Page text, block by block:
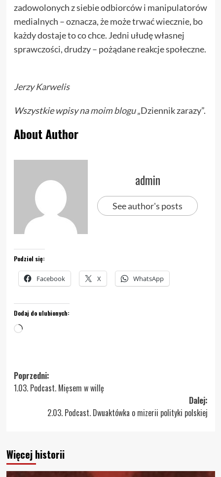
zadowolonych z siebie odbiorców i manipulatorów
medialnych – oznacza, że może trwać wiecznie, bo
każdy dostaje to co chce. Jedni ułudę własnej
sprawczości, drudzy – pożądane reakcje społeczne.
Jerzy Karwelis
Wszystkie wpisy namoim blogu„Dziennik zarazy”.
About Author
admin
See author's posts
Podziel się:
Facebook X WhatsApp
Dodaj do ulubionych:
Wczytywanie…
Zobacz
wpisy
Poprzedni:
1.03. Podcast. Mięsem w willę
Dalej:
2.03. Podcast. Dwuaktówka o mizerii polityki polskiej
Więcej historii